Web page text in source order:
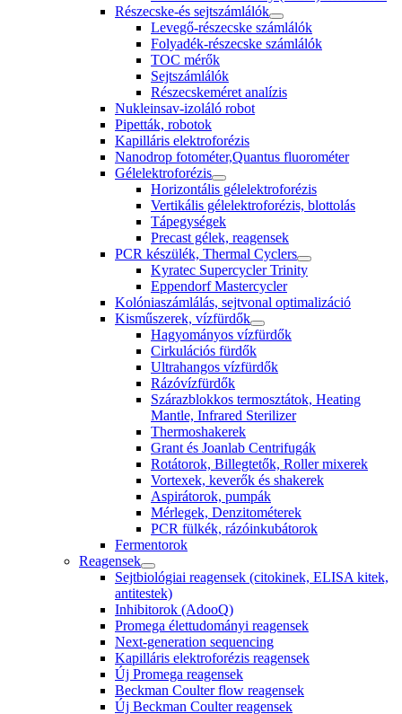
Részecske-és sejtszámlálók
Levegő-részecske számlálók
Folyadék-részecske számlálók
TOC mérők
Sejtszámlálók
Részecskeméret analízis
Nukleinsav-izoláló robot
Pipetták, robotok
Kapilláris elektroforézis
Nanodrop fotométer,Quantus fluorométer
Gélelektroforézis
Horizontális gélelektroforézis
Vertikális gélelektroforézis, blottolás
Tápegységek
Precast gélek, reagensek
PCR készülék, Thermal Cyclers
Kyratec Supercycler Trinity
Eppendorf Mastercycler
Kolóniaszámlálás, sejtvonal optimalizáció
Kisműszerek, vízfürdők
Hagyományos vízfürdők
Cirkulációs fürdők
Ultrahangos vízfürdők
Rázóvízfürdők
Szárazblokkos termosztátok, Heating
Mantle, Infrared Sterilizer
Thermoshakerek
Grant és Joanlab Centrifugák
Rotátorok, Billegtetők, Roller mixerek
Vortexek, keverők és shakerek
Aspirátorok, pumpák
Mérlegek, Denzitométerek
PCR fülkék, rázóinkubátorok
Fermentorok
Reagensek
Sejtbiológiai reagensek (citokinek, ELISA kitek,
antitestek)
Inhibitorok (AdooQ)
Promega élettudományi reagensek
Next-generation sequencing
Kapilláris elektroforézis reagensek
Új Promega reagensek
Beckman Coulter flow reagensek
Új Beckman Coulter reagensek